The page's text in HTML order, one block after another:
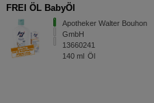
FREI ÖL BabyÖl
Apotheker Walter Bouhon
GmbH
13660241
140 ml Öl